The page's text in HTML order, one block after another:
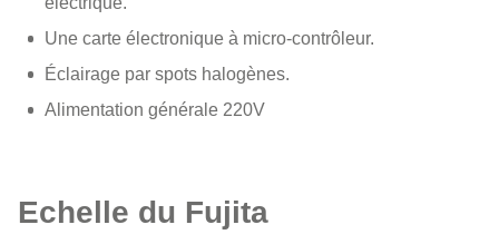
Une carte électronique à micro-contrôleur.
Éclairage par spots halogènes.
Alimentation générale 220V
Echelle du Fujita